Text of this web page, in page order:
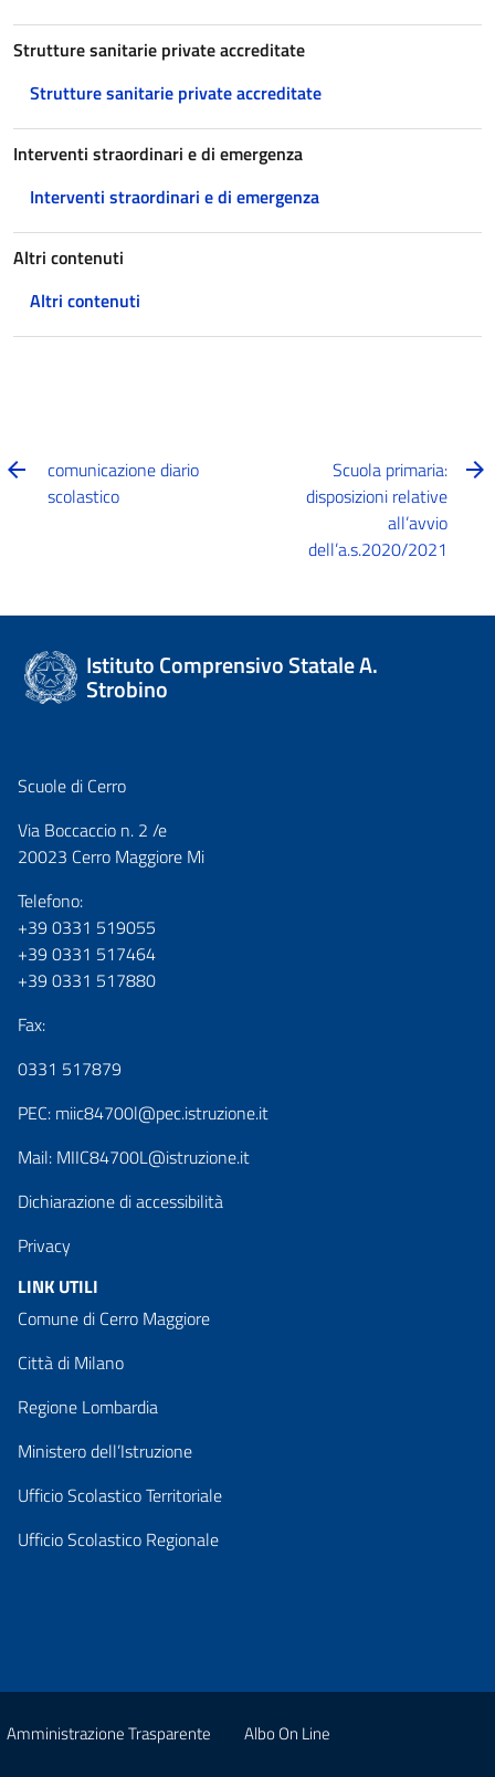
Strutture sanitarie private accreditate
Strutture sanitarie private accreditate
Interventi straordinari e di emergenza
Interventi straordinari e di emergenza
Altri contenuti
Altri contenuti
comunicazione diario
scolastico
Scuola primaria:
disposizioni relative
all’avvio
dell’a.s.2020/2021
Istituto Comprensivo Statale A.
Strobino
Scuole di Cerro
Via Boccaccio n. 2 /e
20023 Cerro Maggiore Mi
Telefono:
+39 0331 519055
+39 0331 517464
+39 0331 517880
Fax:
0331 517879
PEC: miic84700l@pec.istruzione.it
Mail: MIIC84700L@istruzione.it
Dichiarazione di accessibilità
Privacy
LINK UTILI
Comune di Cerro Maggiore
Città di Milano
Regione Lombardia
Ministero dell’Istruzione
Ufficio Scolastico Territoriale
Ufficio Scolastico Regionale
Amministrazione Trasparente Albo On Line